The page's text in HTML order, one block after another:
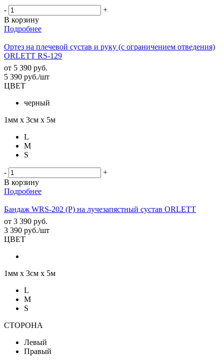
-
+
В корзину
Подробнее
Ортез на плечевой сустав и руку (с ограничением отведения)
ORLETT RS-129
от 5 390 руб.
5 390 руб./шт
ЦВЕТ
черный
1мм х 3см х 5м
L
M
S
-
+
В корзину
Подробнее
Бандаж WRS-202 (Р) на лучезапястный сустав ORLETT
от 3 390 руб.
3 390 руб./шт
ЦВЕТ
1мм х 3см х 5м
L
M
S
СТОРОНА
Левый
Правый